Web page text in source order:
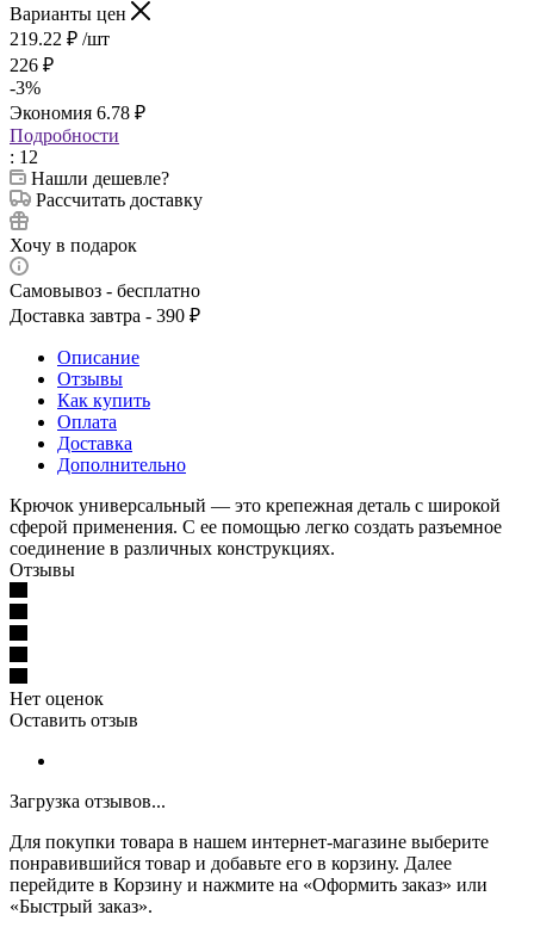
Варианты цен
219.22 ₽ /шт
226 ₽
-3%
Экономия 6.78 ₽
Подробности
: 12
Нашли дешевле?
Рассчитать доставку
Хочу в подарок
Самовывоз - бесплатно
Доставка завтра - 390 ₽
Описание
Отзывы
Как купить
Оплата
Доставка
Дополнительно
Крючок универсальный — это крепежная деталь с широкой
сферой применения. С ее помощью легко создать разъемное
соединение в различных конструкциях.
Отзывы
Нет оценок
Оставить отзыв
Загрузка отзывов...
Для покупки товара в нашем интернет-магазине выберите
понравившийся товар и добавьте его в корзину. Далее
перейдите в Корзину и нажмите на «Оформить заказ» или
«Быстрый заказ».